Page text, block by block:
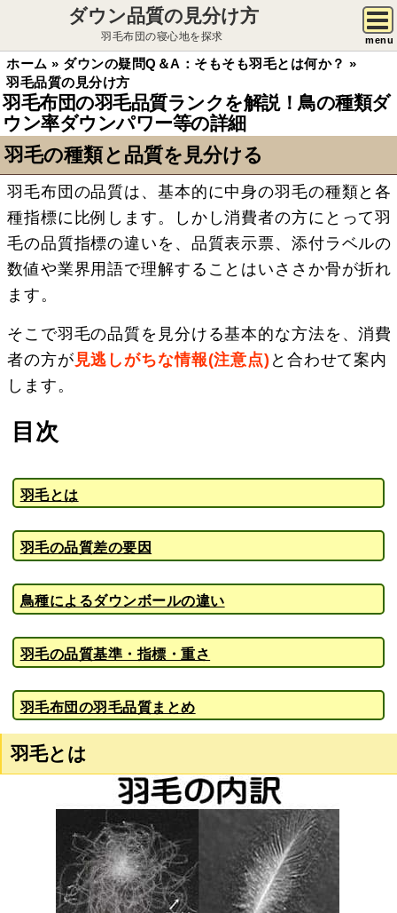
ダウン品質の見分け方
羽毛布団の寝心地を探求 menu
ホーム » ダウンの疑問Q＆A：そもそも羽毛とは何か？ »
羽毛品質の見分け方
羽毛布団の羽毛品質ランクを解説！鳥の種類ダ
ウン率ダウンパワー等の詳細
羽毛の種類と品質を見分ける
羽毛布団の品質は、基本的に中身の羽毛の種類と各
種指標に比例します。しかし消費者の方にとって羽
毛の品質指標の違いを、品質表示票、添付ラベルの
数値や業界用語で理解することはいささか骨が折れ
ます。
そこで羽毛の品質を見分ける基本的な方法を、消費
者の方が 見逃しがちな情報(注意点) と合わせて案内
します。
目次
羽毛とは
羽毛の品質差の要因
鳥種によるダウンボールの違い
羽毛の品質基準・指標・重さ
羽毛布団の羽毛品質まとめ
羽毛とは